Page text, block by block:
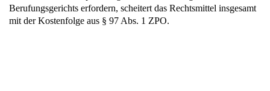
Berufungsgerichts erfordern, scheitert das Rechtsmittel insgesamt
mit der Kostenfolge aus § 97 Abs. 1 ZPO.